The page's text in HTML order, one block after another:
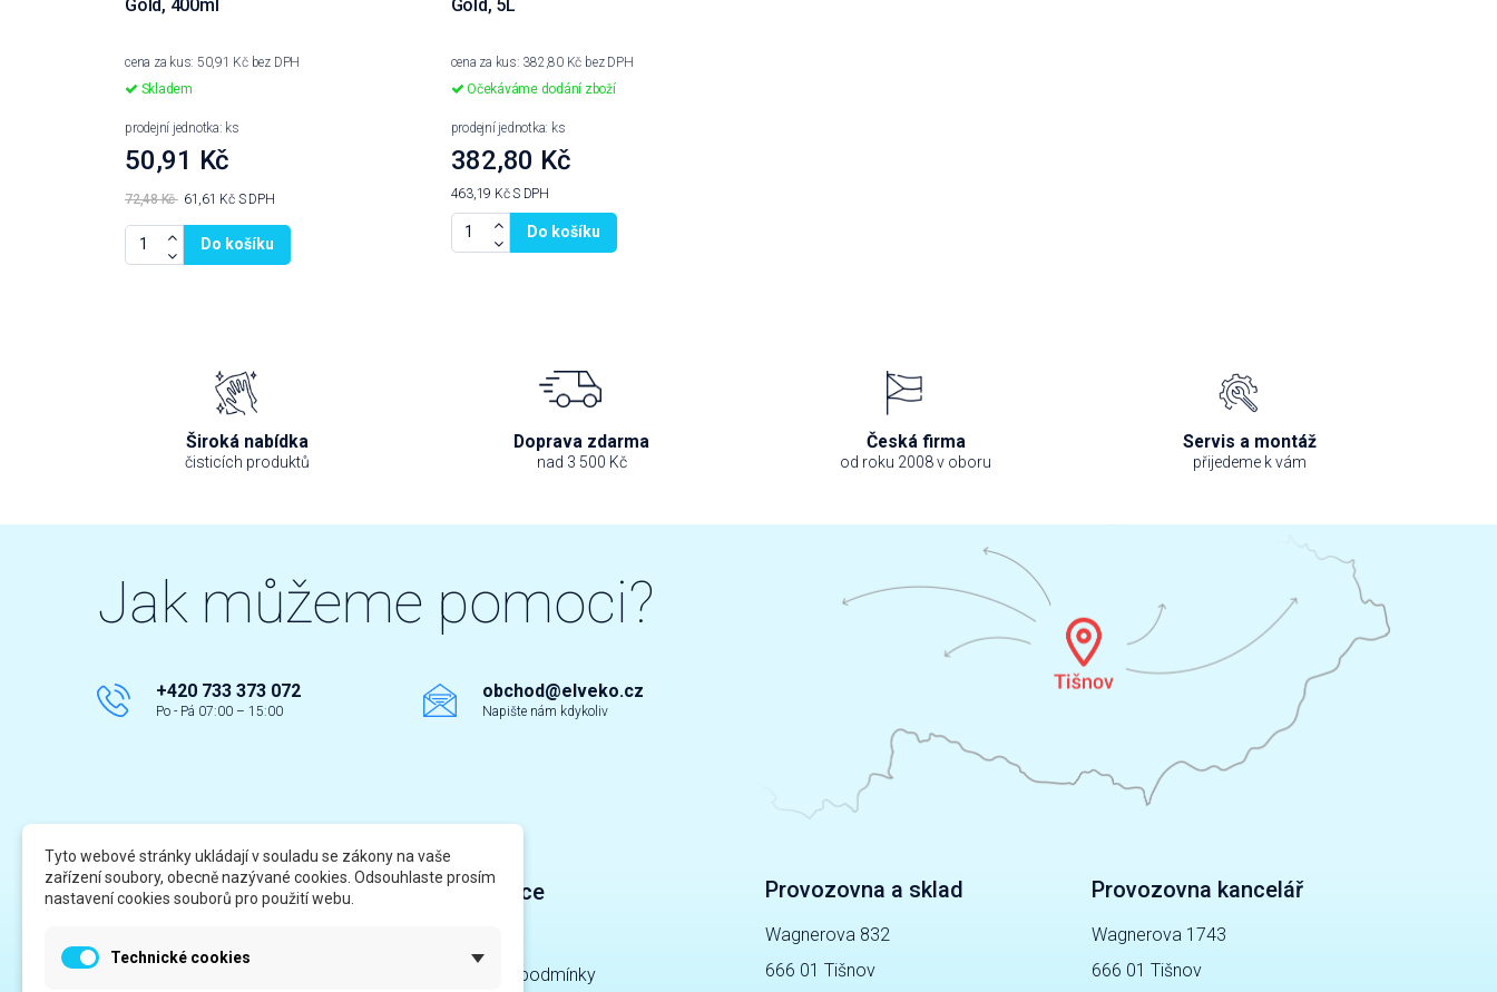
Gold, 400ml
cena za kus: 50,91 Kč bez DPH
Skladem
prodejní jednotka: ks
50,91 Kč
72,48 Kč 61,61 Kč S DPH
Do košíku
Gold, 5L
cena za kus: 382,80 Kč bez DPH
Očekáváme dodání zboží
prodejní jednotka: ks
382,80 Kč
463,19 KčS DPH
Do košíku
Široká nabídka
čisticích produktů
Doprava zdarma
nad 3 500 Kč
Česká firma
od roku 2008 v oboru
Servis a montáž
přijedeme k vám
Jak můžeme pomoci?
+420 733 373 072
Po - Pá 07:00 – 15:00
obchod@elveko.cz
Napište nám kdykoliv
Odkazy Informace
Obchodní podmínky
Provozovna a sklad
Wagnerova 832
666 01 Tišnov
Provozovna kancelář
Wagnerova 1743
666 01 Tišnov
Tyto webové stránky ukládají v souladu se zákony na vaše
zařízení soubory, obecně nazývané cookies. Odsouhlaste prosím
nastavení cookies souborů pro použití webu.
Technické cookies